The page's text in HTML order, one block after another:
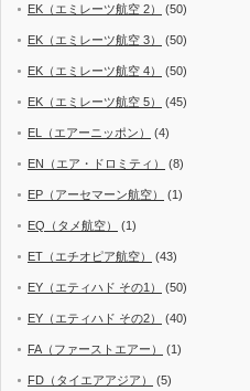
EK（エミレーツ航空 2） (50)
EK（エミレーツ航空 3） (50)
EK（エミレーツ航空 4） (50)
EK（エミレーツ航空 5） (45)
EL（エアーニッポン） (4)
EN（エア・ドロミティ） (8)
EP（アーセマーン航空） (1)
EQ（タメ航空） (1)
ET（エチオピア航空） (43)
EY（エティハド その1） (50)
EY（エティハド その2） (40)
FA（ファーストエアー） (1)
FD（タイエアアジア） (5)